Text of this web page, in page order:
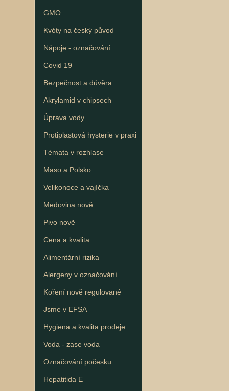
GMO
Kvóty na český původ
Nápoje - označování
Covid 19
Bezpečnost a důvěra
Akrylamid v chipsech
Úprava vody
Protiplastová hysterie v praxi
Témata v rozhlase
Maso a Polsko
Velikonoce a vajíčka
Medovina nově
Pivo nově
Cena a kvalita
Alimentární rizika
Alergeny v označování
Koření nově regulované
Jsme v EFSA
Hygiena a kvalita prodeje
Voda - zase voda
Označování počesku
Hepatitida E